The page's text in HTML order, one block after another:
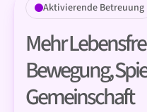
Aktivierende Betreuung
Mehr
Bewegung,
Gemeinschaft